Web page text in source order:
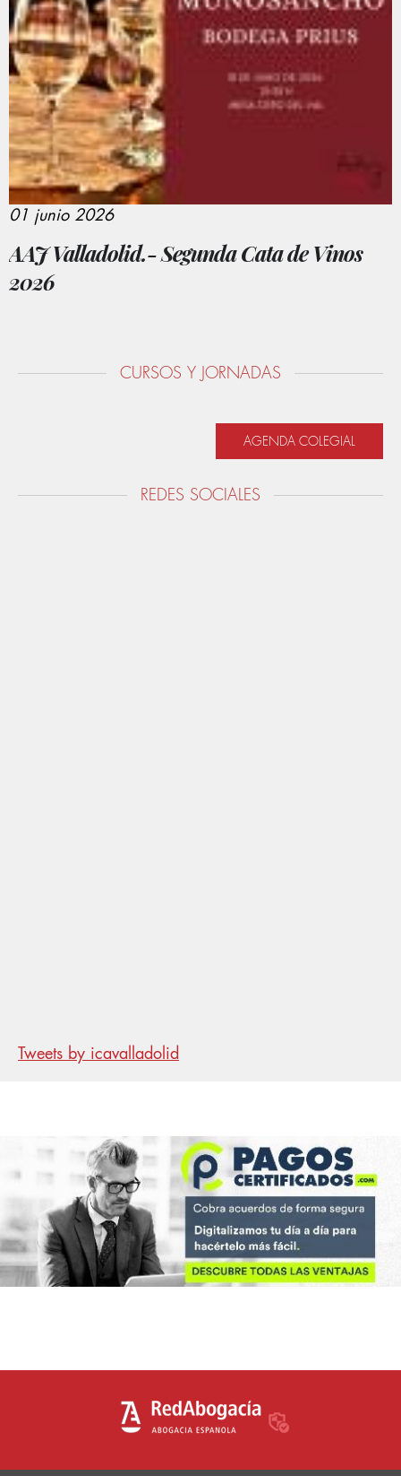
01 junio 2026
AAJ Valladolid.- Segunda Cata de Vinos
2026
CURSOS Y JORNADAS
AGENDA COLEGIAL
REDES SOCIALES
Tweets by icavalladolid